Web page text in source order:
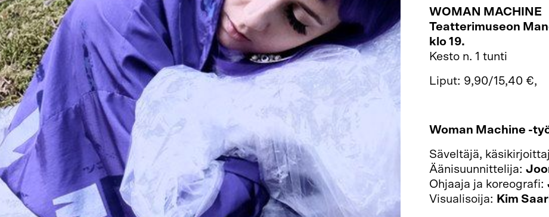
WOMAN MACHINE
Teatterimuseon
klo 19.
Kesto n. 1 tunti
Liput: 9,90/15,40 €,
Woman Machine -
Säveltäjä,
Äänisuunnittelija:
Ohjaaja ja koreografi:
Visualisoija: Kim